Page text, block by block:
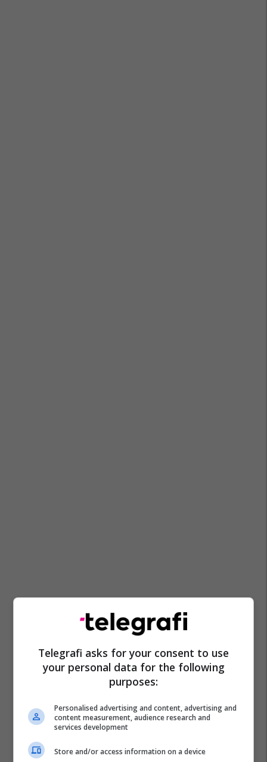
Telegrafi asks for your consent to use
your personal data for the following
purposes:
Personalised advertising and content, advertising and
content measurement, audience research and
services development
Store and/or access information on a device